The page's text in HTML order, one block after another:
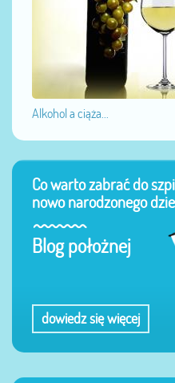
Alkohol a ciąża...
Co warto zabrać do
nowo narodzonego
Blog położnej
dowiedz się więcej